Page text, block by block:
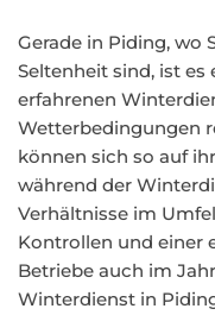
Gerade in Piding, wo
Seltenheit sind, ist es
erfahrenen
Wetterbedingungen
können sich so auf
während der
Verhältnisse im
Kontrollen und einer
Betriebe auch im
Winterdienst in